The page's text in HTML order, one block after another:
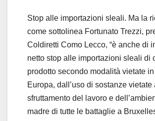
Stop alle importazioni sleali. Ma la
come sottolinea Fortunato Trezzi,
Coldiretti Como Lecco, “è anche di
netto stop alle importazioni sleali di
prodotto secondo modalità vietate
Europa, dall’uso di sostanze vietate
sfruttamento del lavoro e
madre di tutte le battaglie a